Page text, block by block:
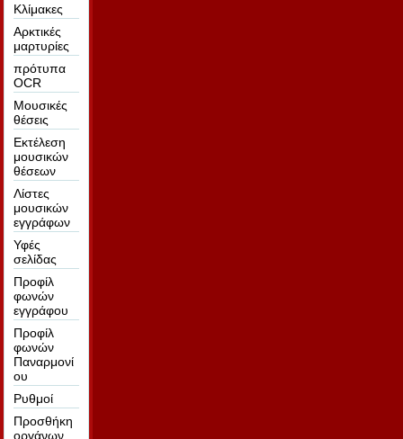
Κλίμακες
Αρκτικές
μαρτυρίες
πρότυπα
OCR
Μουσικές
θέσεις
Εκτέλεση
μουσικών
θέσεων
Λίστες
μουσικών
εγγράφων
Υφές
σελίδας
Προφίλ
φωνών
εγγράφου
Προφίλ
φωνών
Παναρμονί
ου
Ρυθμοί
Προσθήκη
οργάνων